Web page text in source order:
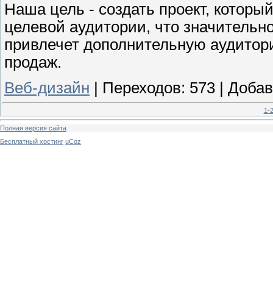
Наша цель - создать проект,
целевой аудитории, что
привлечет дополнительную
продаж.
Веб-дизайн
Переходов: 573
1-
Полная версия сайта
Бесплатный хостинг uCoz